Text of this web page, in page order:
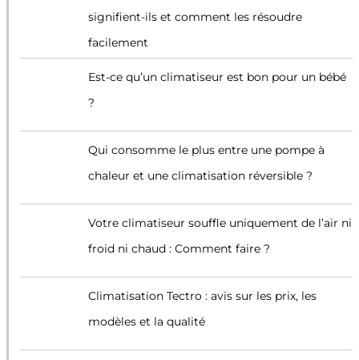
signifient-ils et comment les résoudre
facilement
Est-ce qu’un climatiseur est bon pour un bébé
?
Qui consomme le plus entre une pompe à
chaleur et une climatisation réversible ?
Votre climatiseur souffle uniquement de l’air ni
froid ni chaud : Comment faire ?
Climatisation Tectro : avis sur les prix, les
modèles et la qualité